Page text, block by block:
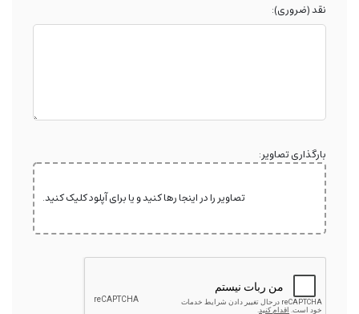
نقد (ضروری):
بارگذاری تصاویر:
تصاویر را در اینجا رها کنید و یا برای آپلود کلیک کنید.